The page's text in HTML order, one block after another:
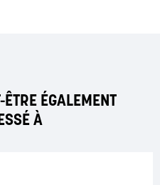
ÉGALEMENT
À